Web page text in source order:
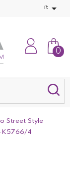
it 
0
Street Style
K5766/4